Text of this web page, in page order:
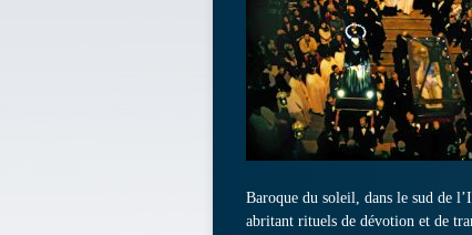
Baroque du soleil, dans le sud de
abritant rituels de dévotion et de